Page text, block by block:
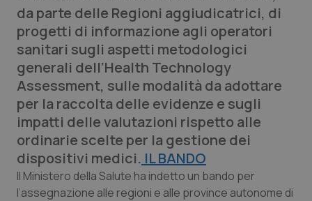
QS Pro
Professionisti Sanitari.AI
Abruzzo
Basilicata
Calabria
QS Pro Gold
Artrite & artrosi
Asma & BPCO
QS Club Newsletter
da parte delle Regioni aggiudicatrici, di
progetti di informazione agli operatori
sanitari sugli aspetti metodologici
generali dell’Health Technology
Assessment, sulle modalità da adottare
per la raccolta delle evidenze e sugli
impatti delle valutazioni rispetto alle
ordinarie scelte per la gestione dei
dispositivi medici. IL BANDO
Il Ministero della Salute ha indetto un bando per
l’assegnazione alle regioni e alle province autonome di